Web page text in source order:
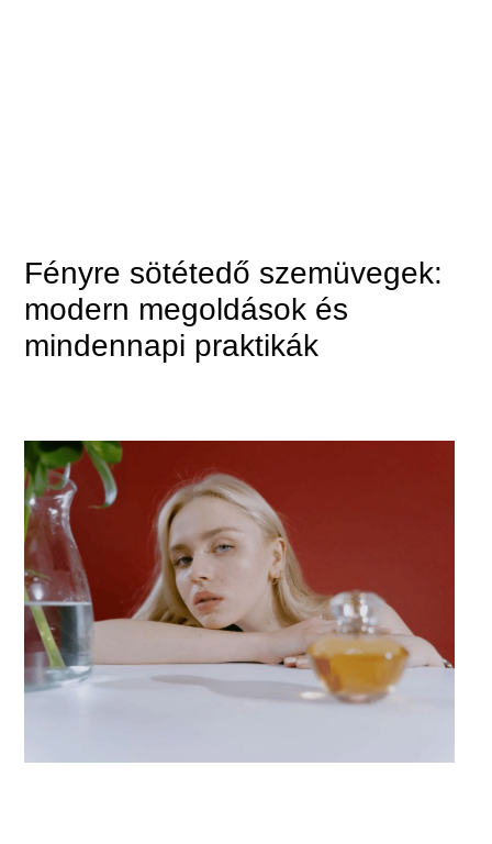
Fényre sötétedő szemüvegek:
modern megoldások és
mindennapi praktikák